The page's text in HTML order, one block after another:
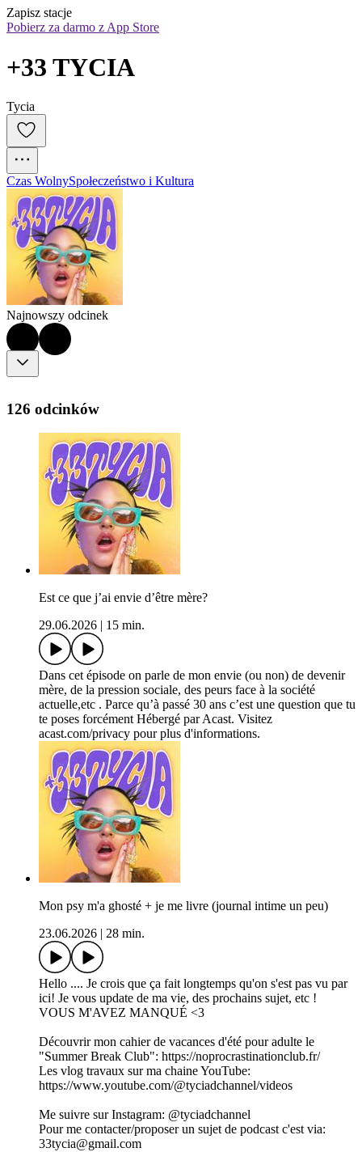
Zapisz stacje
Pobierz za darmo z App Store
+33 TYCIA
Tycia
Czas WolnySpołeczeństwo i Kultura
Najnowszy odcinek
126 odcinków
Est ce que j’ai envie d’être mère?
29.06.2026
15 min.
Dans cet épisode on parle de mon envie (ou non) de devenir
mère, de la pression sociale, des peurs face à la société
actuelle,etc . Parce qu’à passé 30 ans c’est une question que tu
te poses forcément Hébergé par Acast. Visitez
acast.com/privacy pour plus d'informations.
Mon psy m'a ghosté + je me livre (journal intime un peu)
23.06.2026
28 min.
Hello .... Je crois que ça fait longtemps qu'on s'est pas vu par
ici! Je vous update de ma vie, des prochains sujet, etc !
VOUS M'AVEZ MANQUÉ <3
Découvrir mon cahier de vacances d'été pour adulte le
"Summer Break Club": https://noprocrastinationclub.fr/
Les vlog travaux sur ma chaine YouTube:
https://www.youtube.com/@tyciadchannel/videos
Me suivre sur Instagram: @tyciadchannel
Pour me contacter/proposer un sujet de podcast c'est via:
33tycia@gmail.com